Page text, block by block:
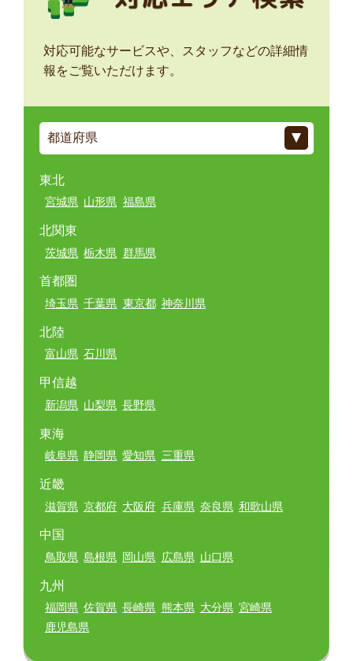
対応可能なサービスや、スタッフなどの詳細情
報をご覧いただけます。
東北
宮城県 山形県 福島県
北関東
茨城県 栃木県 群馬県
首都圏
埼玉県 千葉県 東京都 神奈川県
北陸
富山県 石川県
甲信越
新潟県 山梨県 長野県
東海
岐阜県 静岡県 愛知県 三重県
近畿
滋賀県 京都府 大阪府 兵庫県 奈良県 和歌山県
中国
鳥取県 島根県 岡山県 広島県 山口県
九州
福岡県 佐賀県 長崎県 熊本県 大分県 宮崎県
鹿児島県